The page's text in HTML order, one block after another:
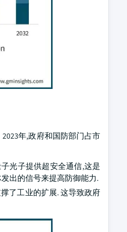
年,政府和国防部门占市
光子提供超安全通信,这是
出的信号来提高防御能力.
了工业的扩展. 这导致政府